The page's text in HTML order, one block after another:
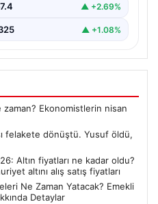
▲ +2.69%
▲ +1.08%
zaman? Ekonomistlerin nisan
felakete dönüştü. Yusuf öldü,
Altın fiyatları ne kadar oldu?
altını alış satış fiyatları
Ne Zaman Yatacak? Emekli
Detaylar